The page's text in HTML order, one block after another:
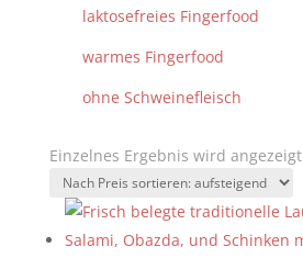
laktosefreies Fingerfood
warmes Fingerfood
ohne Schweinefleisch
Einzelnes Ergebnis wird angezeigt